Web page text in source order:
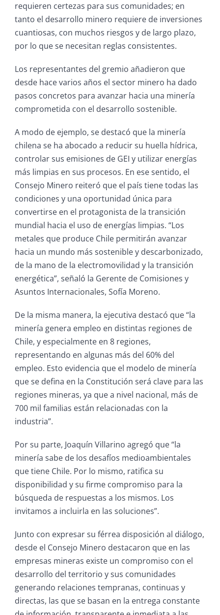
requieren certezas para sus comunidades; en
tanto el desarrollo minero requiere de inversiones
cuantiosas, con muchos riesgos y de largo plazo,
por lo que se necesitan reglas consistentes.
Los representantes del gremio añadieron que
desde hace varios años el sector minero ha dado
pasos concretos para avanzar hacia una minería
comprometida con el desarrollo sostenible.
A modo de ejemplo, se destacó que la minería
chilena se ha abocado a reducir su huella hídrica,
controlar sus emisiones de GEI y utilizar energías
más limpias en sus procesos. En ese sentido, el
Consejo Minero reiteró que el país tiene todas las
condiciones y una oportunidad única para
convertirse en el protagonista de la transición
mundial hacia el uso de energías limpias. “Los
metales que produce Chile permitirán avanzar
hacia un mundo más sostenible y descarbonizado,
de la mano de la electromovilidad y la transición
energética”, señaló la Gerente de Comisiones y
Asuntos Internacionales, Sofía Moreno.
De la misma manera, la ejecutiva destacó que “la
minería genera empleo en distintas regiones de
Chile, y especialmente en 8 regiones,
representando en algunas más del 60% del
empleo. Esto evidencia que el modelo de minería
que se defina en la Constitución será clave para las
regiones mineras, ya que a nivel nacional, más de
700 mil familias están relacionadas con la
industria”.
Por su parte, Joaquín Villarino agregó que “la
minería sabe de los desafíos medioambientales
que tiene Chile. Por lo mismo, ratifica su
disponibilidad y su firme compromiso para la
búsqueda de respuestas a los mismos. Los
invitamos a incluirla en las soluciones”.
Junto con expresar su férrea disposición al diálogo,
desde el Consejo Minero destacaron que en las
empresas mineras existe un compromiso con el
desarrollo del territorio y sus comunidades
generando relaciones tempranas, continuas y
directas, las que se basan en la entrega constante